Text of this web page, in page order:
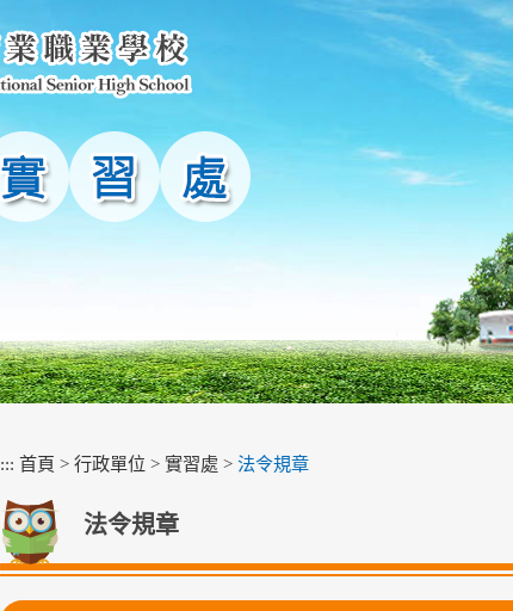
::: 首頁 > 行政單位 > 實習處 > 法令規章
法令規章